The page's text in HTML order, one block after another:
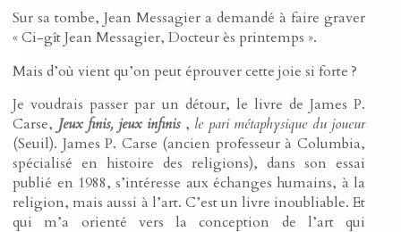
Sur sa tombe, Jean Messagier a demandé à faire graver
« Ci-gît Jean Messagier, Docteur ès printemps ».
Mais d’où vient qu’on peut éprouver cette joie si forte ?
Je voudrais passer par un détour, le livre de James P.
Carse, Jeux finis, jeux infinis , le pari métaphysique du joueur
(Seuil). James P. Carse (ancien professeur à Columbia,
spécialisé en histoire des religions), dans son essai
publié en 1988, s’intéresse aux échanges humains, à la
religion, mais aussi à l’art. C’est un livre inoubliable. Et
qui m’a orienté vers la conception de l’art qui